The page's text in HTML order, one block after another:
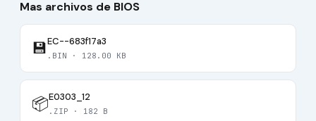
Mas archivos de BIOS
💾EC--683f17a3
.BIN · 128.00 KB
📦E0303_12
.ZIP · 182 B